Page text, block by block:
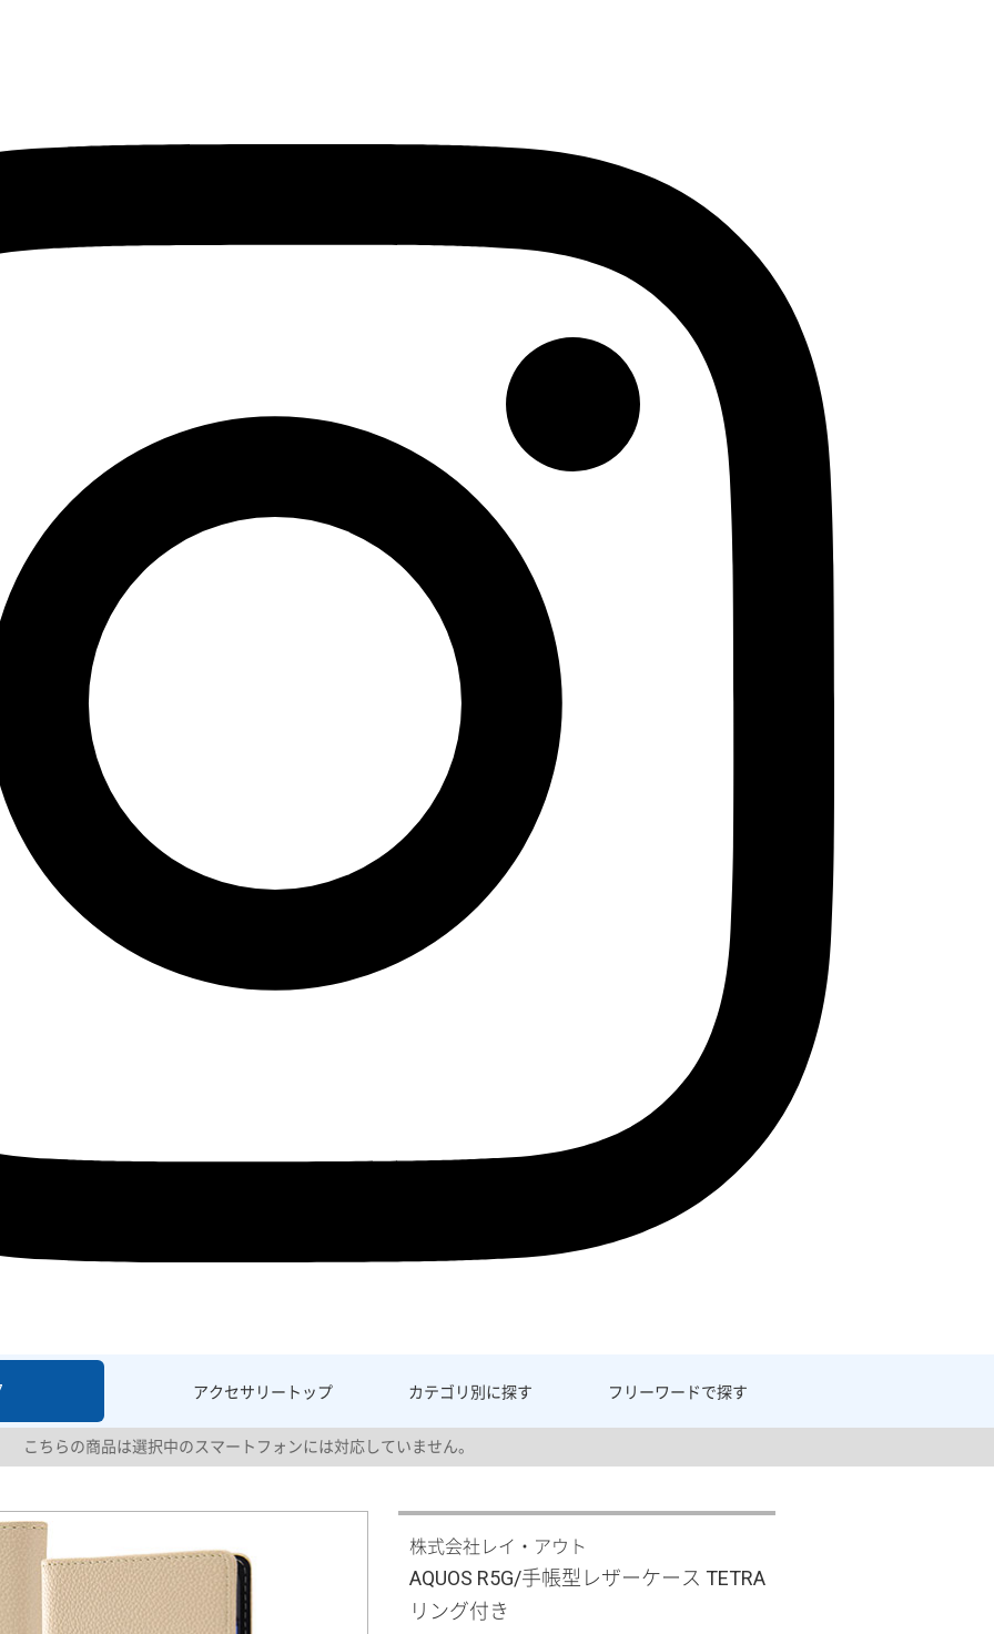
アクセサリー トップ カテゴリ別に探す フリーワードで探す
こちらの商品は選択中のスマートフォンには対応していません。
株式会社レイ・アウト
AQUOS R5G/手帳型レザーケース TETRA
リング付き